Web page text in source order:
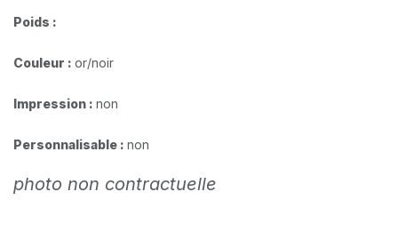
Poids :
Couleur : or/noir
Impression : non
Personnalisable : non
photo non contractuelle